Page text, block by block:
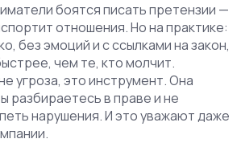
боятся писать претензии —
отношения. Но на практике:
без эмоций и с ссылками на закон,
чем те, кто молчит.
угроза, это инструмент. Она
разбираетесь в праве и не
нарушения. И это уважают даже